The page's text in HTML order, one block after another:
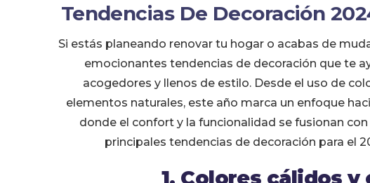
Tendencias De Decoración
Si estás planeando renovar tu hogar o acabas de
emocionantes tendencias de decoración que te
acogedores y llenos de estilo. Desde el uso de
elementos naturales, este año marca un enfoque
donde el confort y la funcionalidad se fusionan
principales tendencias de decoración para el
1. Colores cálidos